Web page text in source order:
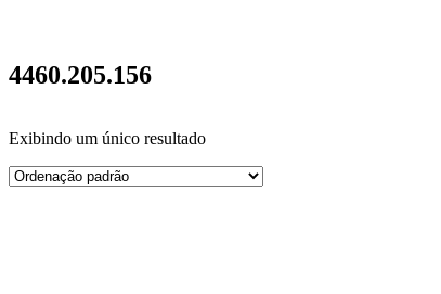
4460.205.156
Exibindo um único resultado